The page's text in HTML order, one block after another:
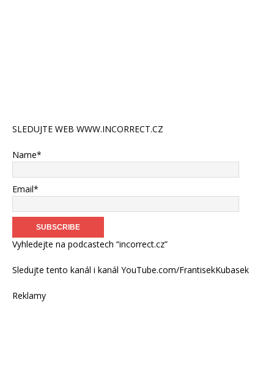
SLEDUJTE WEB WWW.INCORRECT.CZ
Name*
Email*
Vyhledejte na podcastech “incorrect.cz”
Sledujte tento kanál i kanál YouTube.com/FrantisekKubasek
Reklamy